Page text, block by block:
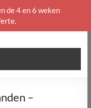
–
de 4 en 6 weken